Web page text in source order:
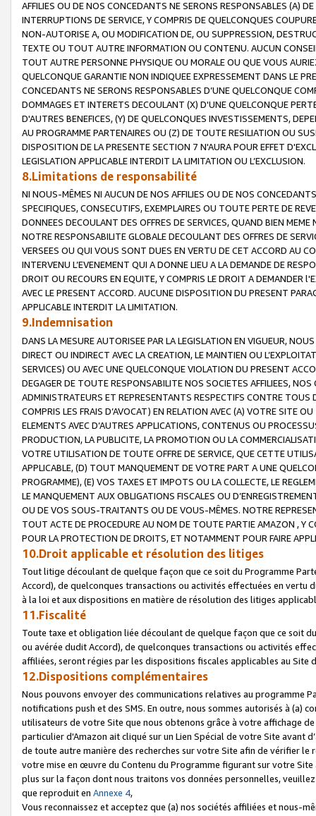
AFFILIES OU DE NOS CONCEDANTS NE SERONS RESPONSABLES (A)
INTERRUPTIONS DE SERVICE, Y COMPRIS DE QUELCONQUES
NON-AUTORISE A, OU MODIFICATION DE, OU SUPPRESSION,
TEXTE OU TOUT AUTRE INFORMATION OU CONTENU. AUCUN
TOUT AUTRE PERSONNE PHYSIQUE OU MORALE OU QUE VOUS
QUELCONQUE GARANTIE NON INDIQUEE EXPRESSEMENT DANS LE
CONCEDANTS NE SERONS RESPONSABLES D’UNE QUELCONQUE
DOMMAGES ET INTERETS DECOULANT (X) D'UNE QUELCONQUE
D'AUTRES BENEFICES, (Y) DE QUELCONQUES INVESTISSEMENTS,
AU PROGRAMME PARTENAIRES OU (Z) DE TOUTE RESILIATION OU
DISPOSITION DE LA PRESENTE SECTION 7 N'AURA POUR EFFET
LEGISLATION APPLICABLE INTERDIT LA LIMITATION OU L’EXCLUSION.
8.Limitations de responsabilité
NI NOUS-MÊMES NI AUCUN DE NOS AFFILIES OU DE NOS
SPECIFIQUES, CONSECUTIFS, EXEMPLAIRES OU TOUTE PERTE DE
DONNEES DECOULANT DES OFFRES DE SERVICES, QUAND BIEN
NOTRE RESPONSABILITE GLOBALE DECOULANT DES OFFRES DE
VERSEES OU QUI VOUS SONT DUES EN VERTU DE CET ACCORD AU
INTERVENU L’EVENEMENT QUI A DONNE LIEU A LA DEMANDE DE
DROIT OU RECOURS EN EQUITE, Y COMPRIS LE DROIT A DEMANDER
AVEC LE PRESENT ACCORD. AUCUNE DISPOSITION DU PRESENT
APPLICABLE INTERDIT LA LIMITATION.
9.Indemnisation
DANS LA MESURE AUTORISEE PAR LA LEGISLATION EN VIGUEUR,
DIRECT OU INDIRECT AVEC LA CREATION, LE MAINTIEN OU
SERVICES) OU AVEC UNE QUELCONQUE VIOLATION DU PRESENT
DEGAGER DE TOUTE RESPONSABILITE NOS SOCIETES AFFILIEES,
ADMINISTRATEURS ET REPRESENTANTS RESPECTIFS CONTRE
COMPRIS LES FRAIS D’AVOCAT) EN RELATION AVEC (A) VOTRE SITE
ELEMENTS AVEC D’AUTRES APPLICATIONS, CONTENUS OU
PRODUCTION, LA PUBLICITE, LA PROMOTION OU LA
VOTRE UTILISATION DE TOUTE OFFRE DE SERVICE, QUE CETTE
APPLICABLE, (D) TOUT MANQUEMENT DE VOTRE PART A UNE
PROGRAMME), (E) VOS TAXES ET IMPOTS OU LA COLLECTE, LE
LE MANQUEMENT AUX OBLIGATIONS FISCALES OU
OU DE VOS SOUS-TRAITANTS OU DE VOUS-MÊMES. NOTRE
TOUT ACTE DE PROCEDURE AU NOM DE TOUTE PARTIE AMAZON , Y
POUR LA PROTECTION DE DROITS, ET NOTAMMENT POUR FAIRE
10.Droit applicable et résolution des litiges
Tout litige découlant de quelque façon que ce soit du Programme
Accord), de quelconques transactions ou activités effectuées en vertu
à la loi et aux dispositions en matière de résolution des litiges
11.Fiscalité
Toute taxe et obligation liée découlant de quelque façon que ce soit
ou avérée dudit Accord), de quelconques transactions ou activités
affiliées, seront régies par les dispositions fiscales applicables au Site
12.Dispositions complémentaires
Nous pouvons envoyer des communications relatives au programme
notifications push et des SMS. En outre, nous sommes autorisés à
utilisateurs de votre Site que nous obtenons grâce à votre affichage
particulier d'Amazon ait cliqué sur un Lien Spécial de votre Site avant
de toute autre manière des recherches sur votre Site afin de vérifier
votre mise en œuvre du Contenu du Programme figurant sur votre
plus sur la façon dont nous traitons vos données personnelles,
que reproduit en Annexe 4,
Vous reconnaissez et acceptez que (a) nos sociétés affiliées et nous-